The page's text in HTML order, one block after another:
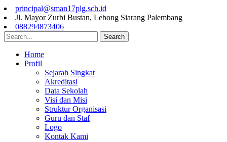
principal@sman17plg.sch.id
Jl. Mayor Zurbi Bustan, Lebong Siarang Palembang
088294873406
Search
Home
Profil
Sejarah Singkat
Akreditasi
Data Sekolah
Visi dan Misi
Struktur Organisasi
Guru dan Staf
Logo
Kontak Kami